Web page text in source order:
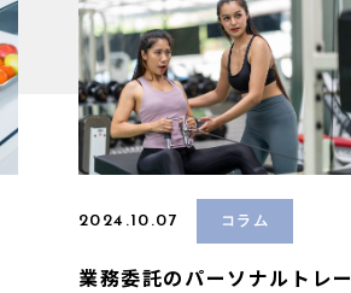
2024.10.07 コラム
業務委託のパーソナルトレー